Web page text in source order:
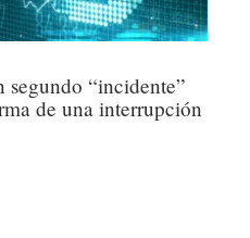
“incidente”
de una interrupción